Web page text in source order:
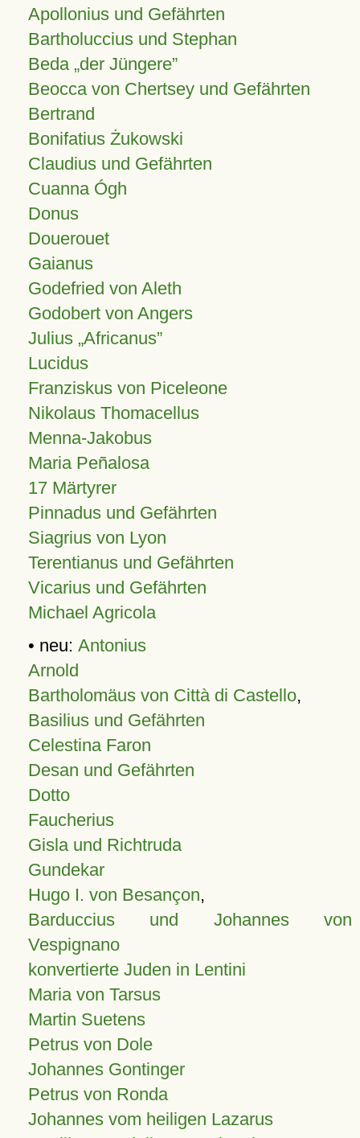
Apollonius und Gefährten
Bartholuccius und Stephan
Beda „der Jüngere”
Beocca von Chertsey und Gefährten
Bertrand
Bonifatius Żukowski
Claudius und Gefährten
Cuanna Ógh
Donus
Douerouet
Gaianus
Godefried von Aleth
Godobert von Angers
Julius Africanus
Lucidus
Franziskus von Piceleone
Nikolaus Thomacellus
Menna-Jakobus
Maria Peñalosa
17 Märtyrer
Pinnadus und Gefährten
Siagrius von Lyon
Terentianus und Gefährten
Vicarius und Gefährten
Michael Agricola
• neu: Antonius
Arnold
Bartholomäus von Città di Castello,
Basilius und Gefährten
Celestina Faron
Desan und Gefährten
Dotto
Faucherius
Gisla und Richtruda
Gundekar
Hugo I. von Besançon,
Barduccius und Johannes von
Vespignano
konvertierte Juden in Lentini
Maria von Tarsus
Martin Suetens
Petrus von Dole
Johannes Gontinger
Petrus von Ronda
Johannes vom heiligen Lazarus